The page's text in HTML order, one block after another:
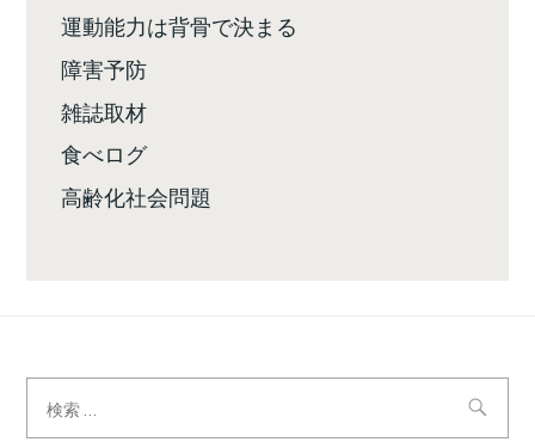
運動能力は背骨で決まる
障害予防
雑誌取材
食べログ
高齢化社会問題
索: